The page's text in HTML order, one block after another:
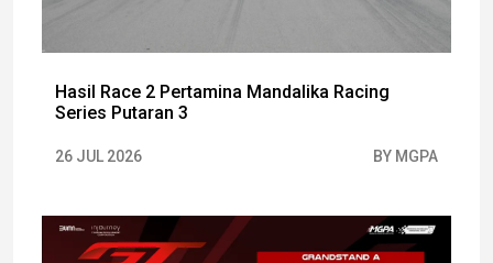
Hasil Race 2 Pertamina Mandalika Racing
Series Putaran 3
26 JUL 2026 BY MGPA